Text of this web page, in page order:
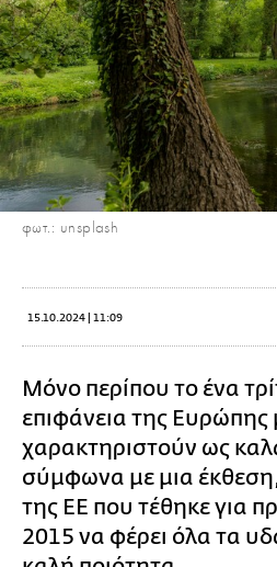
φωτ.: unsplash
15.10.2024 | 11:09
Μόνο περίπου το ένα
επιφάνεια της
χαρακτηριστούν ως
σύμφωνα με μια
της ΕΕ που τέθηκε για
2015 να φέρει όλα τα